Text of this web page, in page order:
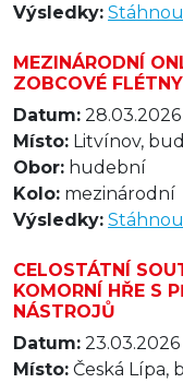
Výsledky:
MEZINÁRODNÍ
ZOBCOVÉ
Datum: 28.03.2026
Místo: Litvínov,
Obor: hudební
Kolo: mezinárodní
Výsledky:
CELOSTÁTNÍ
KOMORNÍ HŘE S
NÁSTROJŮ
Datum: 23.03.2026
Místo: Česká Lípa,